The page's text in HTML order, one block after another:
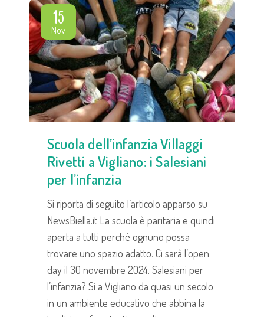
15
Nov
Scuola dell’infanzia Villaggi
Rivetti a Vigliano: i Salesiani
per l’infanzia
Si riporta di seguito l’articolo apparso su
NewsBiella.it La scuola è paritaria e quindi
aperta a tutti perché ognuno possa
trovare uno spazio adatto. Ci sarà l’open
day il 30 novembre 2024. Salesiani per
l’infanzia? Sì a Vigliano da quasi un secolo
in un ambiente educativo che abbina la